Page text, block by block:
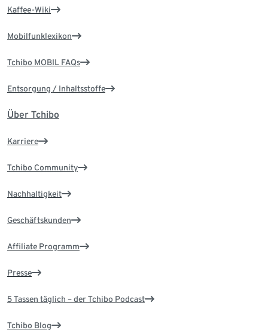
Kaffee-Wiki
Mobilfunklexikon
Tchibo MOBIL FAQs
Entsorgung / Inhaltsstoffe
Über Tchibo
Karriere
Tchibo Community
Nachhaltigkeit
Geschäftskunden
Affiliate Programm
Presse
5 Tassen täglich – der Tchibo Podcast
Tchibo Blog